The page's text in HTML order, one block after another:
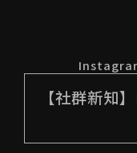
服務項目
諮詢預約
數位轉型培力補
止)
創業顧問免費諮
【社群新知